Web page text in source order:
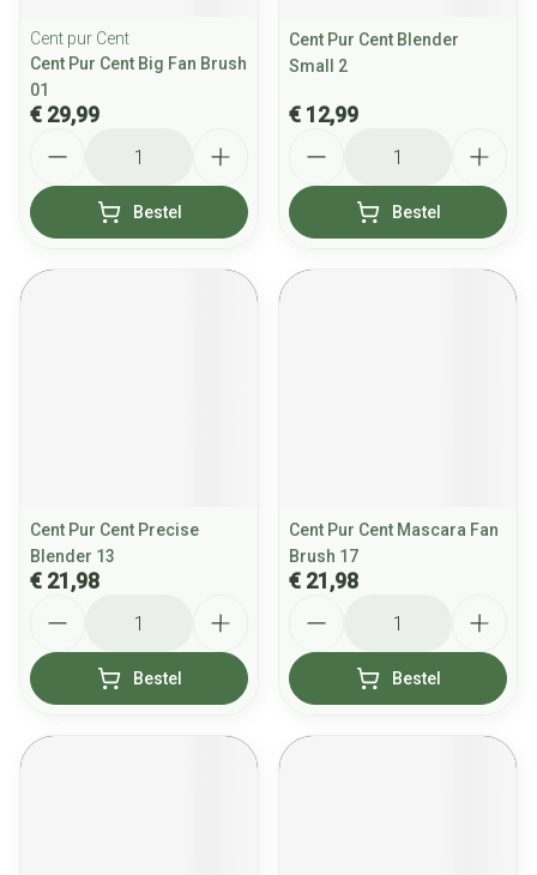
Cent pur Cent
Cent Pur Cent Big Fan Brush
01
€ 29,99
Bestel
Cent Pur Cent Blender
Small 2
€ 12,99
Bestel
Cent Pur Cent Precise
Blender 13
€ 21,98
Bestel
Cent Pur Cent Mascara Fan
Brush 17
€ 21,98
Bestel